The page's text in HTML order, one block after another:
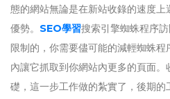
態的網站無論是在新站收錄的速度
優勢。 SEO學習搜索引擎蜘蛛程序
限制的，你需要儘可能的減輕蜘蛛
內讓它抓取到你網站內更多的頁面
礎，這一步工作做的紮實了，後期的